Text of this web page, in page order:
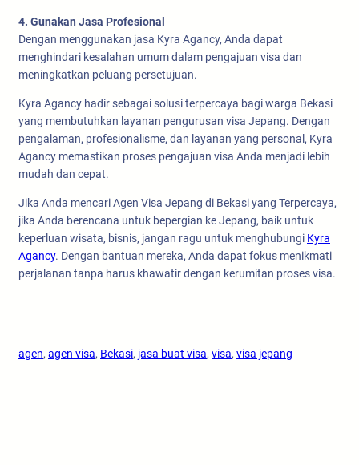
4. Gunakan Jasa Profesional
Dengan menggunakan jasa Kyra Agancy, Anda dapat
menghindari kesalahan umum dalam pengajuan visa dan
meningkatkan peluang persetujuan.
Kyra Agancy hadir sebagai solusi terpercaya bagi warga Bekasi
yang membutuhkan layanan pengurusan visa Jepang. Dengan
pengalaman, profesionalisme, dan layanan yang personal, Kyra
Agancy memastikan proses pengajuan visa Anda menjadi lebih
mudah dan cepat.
Jika Anda mencari Agen Visa Jepang di Bekasi yang Terpercaya,
jika Anda berencana untuk bepergian ke Jepang, baik untuk
keperluan wisata, bisnis, jangan ragu untuk menghubungi Kyra
Agancy. Dengan bantuan mereka, Anda dapat fokus menikmati
perjalanan tanpa harus khawatir dengan kerumitan proses visa.
agen, agen visa, Bekasi, jasa buat visa, visa, visa jepang